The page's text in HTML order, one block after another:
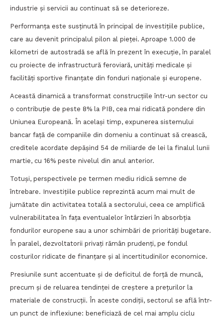
industrie și servicii au continuat să se deterioreze.
Performanța este susținută în principal de investițiile publice,
care au devenit principalul pilon al pieței. Aproape 1.000 de
kilometri de autostradă se află în prezent în execuție, în paralel
cu proiecte de infrastructură feroviară, unități medicale și
facilități sportive finanțate din fonduri naționale și europene.
Această dinamică a transformat construcțiile într-un sector cu
o contribuție de peste 8% la PIB, cea mai ridicată pondere din
Uniunea Europeană. În același timp, expunerea sistemului
bancar față de companiile din domeniu a continuat să crească,
creditele acordate depășind 54 de miliarde de lei la finalul lunii
martie, cu 16% peste nivelul din anul anterior.
Totuși, perspectivele pe termen mediu ridică semne de
întrebare. Investițiile publice reprezintă acum mai mult de
jumătate din activitatea totală a sectorului, ceea ce amplifică
vulnerabilitatea în fața eventualelor întârzieri în absorbția
fondurilor europene sau a unor schimbări de priorități bugetare.
În paralel, dezvoltatorii privați rămân prudenți, pe fondul
costurilor ridicate de finanțare și al incertitudinilor economice.
Presiunile sunt accentuate și de deficitul de forță de muncă,
precum și de reluarea tendinței de creștere a prețurilor la
materiale de construcții. În aceste condiții, sectorul se află într-
un punct de inflexiune: beneficiază de cel mai amplu ciclu